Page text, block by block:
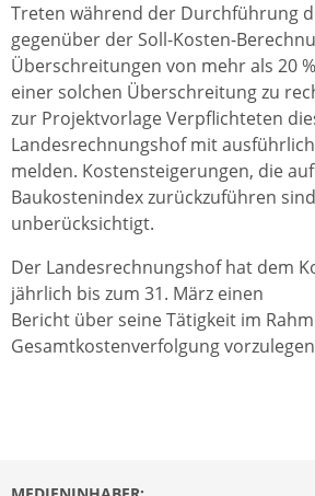
Treten während der Durchführung
gegenüber der Soll-Kosten-
Überschreitungen von mehr als 20
einer solchen Überschreitung zu
zur Projektvorlage Verpflichteten
Landesrechnungshof mit
melden. Kostensteigerungen, die
Baukostenindex zurückzuführen
unberücksichtigt.
Der Landesrechnungshof hat dem
jährlich bis zum 31. März einen
Bericht über seine Tätigkeit im
Gesamtkostenverfolgung